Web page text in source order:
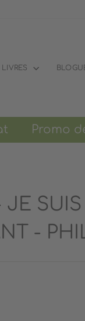
LIVRES
Promo de
JE SUIS
-